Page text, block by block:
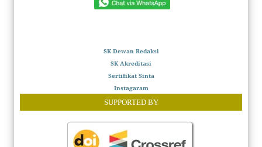
SK Dewan Redaksi
SK Akreditasi
Sertifikat Sinta
Instagaram
SUPPORTED BY